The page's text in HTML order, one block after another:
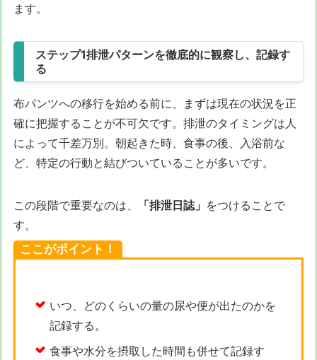
ます。
ステップ1排泄パターンを徹底的に観察し、記録す
る
布パンツへの移行を始める前に、まずは現在の状況を正
確に把握することが不可欠です。排泄のタイミングは人
によって千差万別。朝起きた時、食事の後、入浴前な
ど、特定の行動と結びついていることが多いです。
この段階で重要なのは、 「排泄日誌」 をつけることで
す。
ここがポイント！
いつ、どのくらいの量の尿や便が出たのかを
記録する。
食事や水分を摂取した時間も併せて記録す